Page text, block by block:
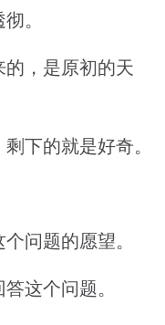
。
，是原初的天
下的就是好奇。
问题的愿望。
这个问题。